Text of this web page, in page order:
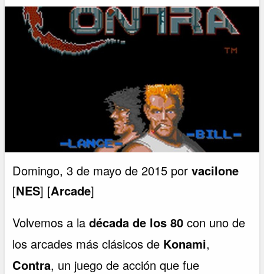
Domingo, 3 de mayo de 2015 porvacilone
[NES] [Arcade]
Volvemos a ladécada de los 80 con uno de
los arcades más clásicos de Konami,
Contra, un juego de acción que fue